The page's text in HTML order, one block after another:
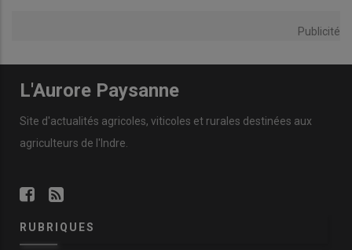
Publicité
L'Aurore Paysanne
Site d'actualités agricoles, viticoles et rurales destinées aux
agriculteurs de l'Indre.
RUBRIQUES